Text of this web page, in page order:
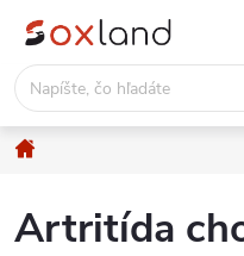
Prejsť
obsah
Domov
Artritída